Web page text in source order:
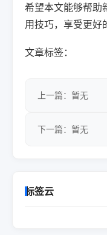
希望本文能够帮助
用技巧，享受更好
文章标签：
上一篇：暂无
下一篇：暂无
标签云